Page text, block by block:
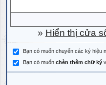
» Hiển thị cửa
Bạn có muốn chuyển các ký hiệu
Bạn có muốn chèn thêm chữ ký